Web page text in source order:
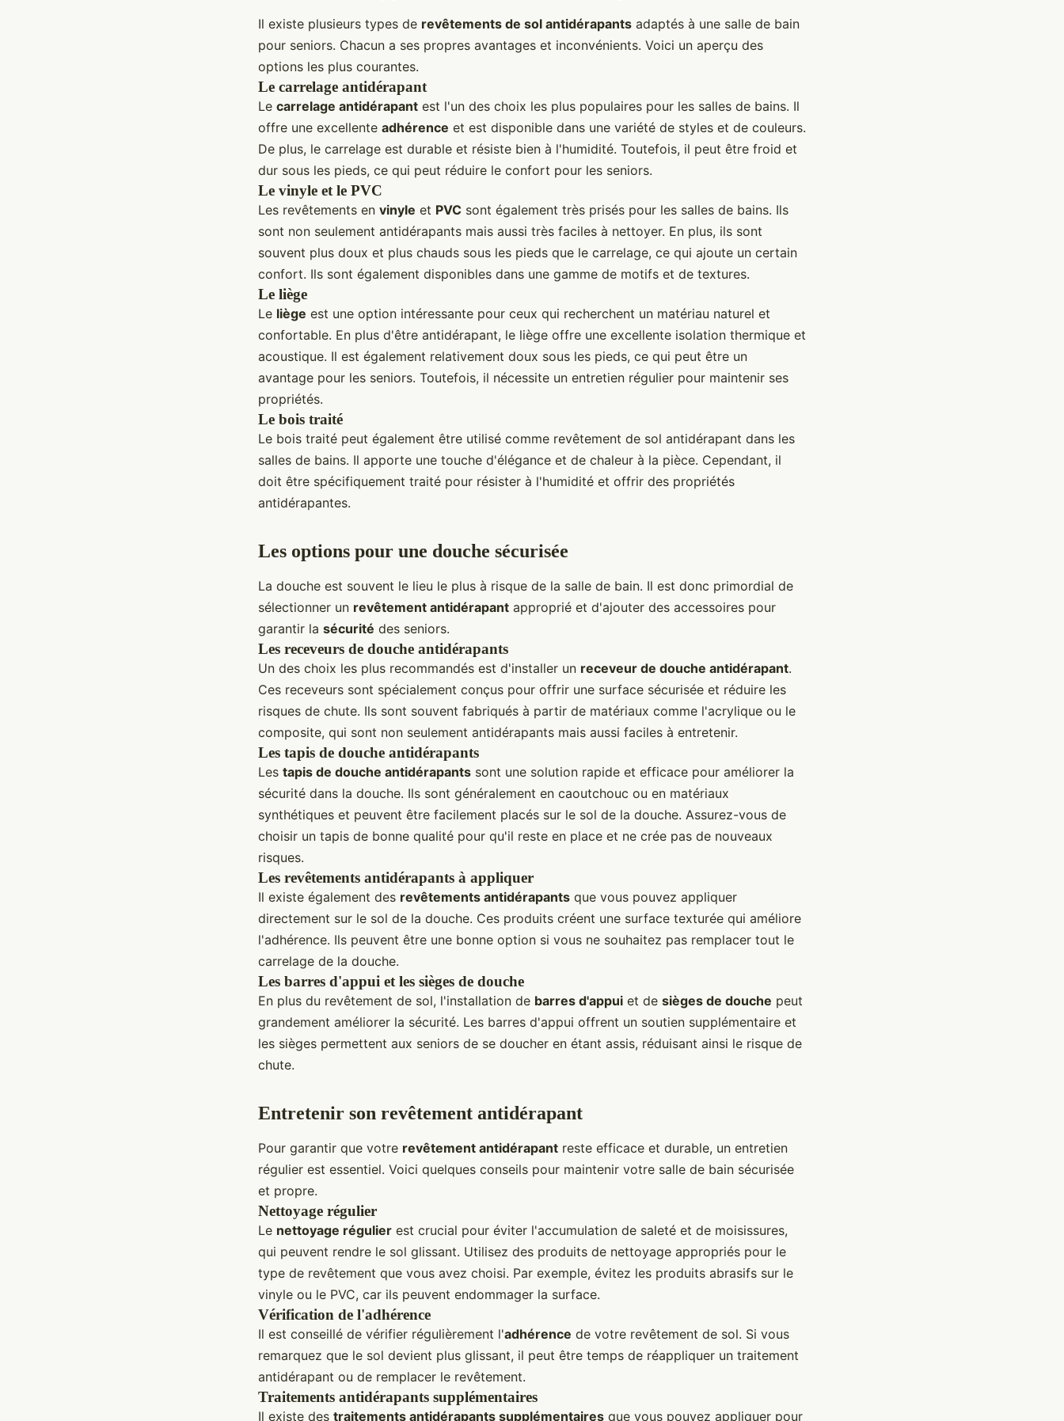
Il existe plusieurs types de revêtements de sol antidérapants adaptés à une salle de bain
pour seniors. Chacun a ses propres avantages et inconvénients. Voici un aperçu des
options les plus courantes.
Le carrelage antidérapant
Le carrelage antidérapant est l'un des choix les plus populaires pour les salles de bains. Il
offre une excellente adhérence et est disponible dans une variété de styles et de couleurs.
De plus, le carrelage est durable et résiste bien à l'humidité. Toutefois, il peut être froid et
dur sous les pieds, ce qui peut réduire le confort pour les seniors.
Le vinyle et le PVC
Les revêtements en vinyle et PVC sont également très prisés pour les salles de bains. Ils
sont non seulement antidérapants mais aussi très faciles à nettoyer. En plus, ils sont
souvent plus doux et plus chauds sous les pieds que le carrelage, ce qui ajoute un certain
confort. Ils sont également disponibles dans une gamme de motifs et de textures.
Le liège
Le liège est une option intéressante pour ceux qui recherchent un matériau naturel et
confortable. En plus d'être antidérapant, le liège offre une excellente isolation thermique et
acoustique. Il est également relativement doux sous les pieds, ce qui peut être un
avantage pour les seniors. Toutefois, il nécessite un entretien régulier pour maintenir ses
propriétés.
Le bois traité
Le bois traité peut également être utilisé comme revêtement de sol antidérapant dans les
salles de bains. Il apporte une touche d'élégance et de chaleur à la pièce. Cependant, il
doit être spécifiquement traité pour résister à l'humidité et offrir des propriétés
antidérapantes.
Les options pour une douche sécurisée
La douche est souvent le lieu le plus à risque de la salle de bain. Il est donc primordial de
sélectionner un revêtement antidérapant approprié et d'ajouter des accessoires pour
garantir la sécurité des seniors.
Les receveurs de douche antidérapants
Un des choix les plus recommandés est d'installer un receveur de douche antidérapant.
Ces receveurs sont spécialement conçus pour offrir une surface sécurisée et réduire les
risques de chute. Ils sont souvent fabriqués à partir de matériaux comme l'acrylique ou le
composite, qui sont non seulement antidérapants mais aussi faciles à entretenir.
Les tapis de douche antidérapants
Les tapis de douche antidérapants sont une solution rapide et efficace pour améliorer la
sécurité dans la douche. Ils sont généralement en caoutchouc ou en matériaux
synthétiques et peuvent être facilement placés sur le sol de la douche. Assurez-vous de
choisir un tapis de bonne qualité pour qu'il reste en place et ne crée pas de nouveaux
risques.
Les revêtements antidérapants à appliquer
Il existe également des revêtements antidérapants que vous pouvez appliquer
directement sur le sol de la douche. Ces produits créent une surface texturée qui améliore
l'adhérence. Ils peuvent être une bonne option si vous ne souhaitez pas remplacer tout le
carrelage de la douche.
Les barres d'appui et les sièges de douche
En plus du revêtement de sol, l'installation de barres d'appui et de sièges de douche peut
grandement améliorer la sécurité. Les barres d'appui offrent un soutien supplémentaire et
les sièges permettent aux seniors de se doucher en étant assis, réduisant ainsi le risque de
chute.
Entretenir son revêtement antidérapant
Pour garantir que votre revêtement antidérapant reste efficace et durable, un entretien
régulier est essentiel. Voici quelques conseils pour maintenir votre salle de bain sécurisée
et propre.
Nettoyage régulier
Le nettoyage régulier est crucial pour éviter l'accumulation de saleté et de moisissures,
qui peuvent rendre le sol glissant. Utilisez des produits de nettoyage appropriés pour le
type de revêtement que vous avez choisi. Par exemple, évitez les produits abrasifs sur le
vinyle ou le PVC, car ils peuvent endommager la surface.
Vérification de l'adhérence
Il est conseillé de vérifier régulièrement l'adhérence de votre revêtement de sol. Si vous
remarquez que le sol devient plus glissant, il peut être temps de réappliquer un traitement
antidérapant ou de remplacer le revêtement.
Traitements antidérapants supplémentaires
Il existe des traitements antidérapants supplémentaires que vous pouvez appliquer pour